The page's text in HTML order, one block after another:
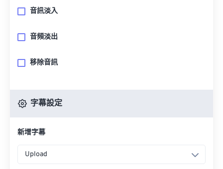
音訊淡入
音頻淡出
移除音訊
字幕設定
新增字幕
Upload